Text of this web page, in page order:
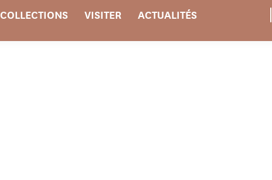
COLLECTIONS VISITER ACTUALITÉS